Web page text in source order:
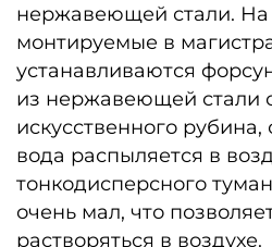
нержавеющей стали. На
монтируемые в
устанавливаются
из нержавеющей стали
искусственного
вода распыляется в
тонкодисперсного
очень мал, что
растворяться в воздухе.